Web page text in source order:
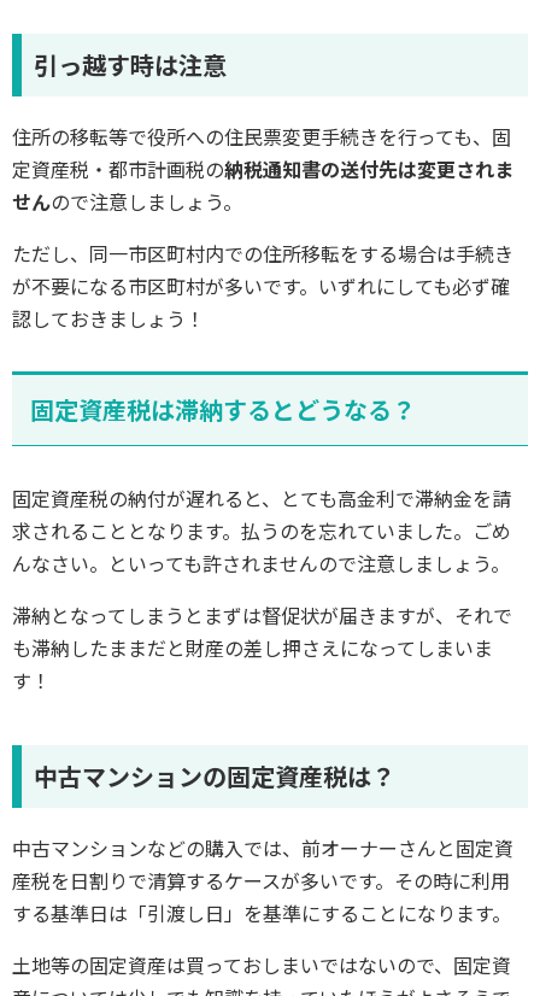
引っ越す時は注意
住所の移転等で役所への住民票変更手続きを行っても、固
定資産税・都市計画税の納税通知書の送付先は変更されま
せんので注意しましょう。
ただし、同一市区町村内での住所移転をする場合は手続き
が不要になる市区町村が多いです。いずれにしても必ず確
認しておきましょう！
固定資産税は滞納するとどうなる？
固定資産税の納付が遅れると、とても高金利で滞納金を請
求されることとなります。払うのを忘れていました。ごめ
んなさい。といっても許されませんので注意しましょう。
滞納となってしまうとまずは督促状が届きますが、それで
も滞納したままだと財産の差し押さえになってしまいま
す！
中古マンションの固定資産税は？
中古マンションなどの購入では、前オーナーさんと固定資
産税を日割りで清算するケースが多いです。その時に利用
する基準日は「引渡し日」を基準にすることになります。
土地等の固定資産は買っておしまいではないので、固定資